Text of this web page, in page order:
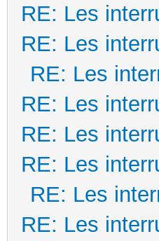
RE: Les
RE: Les
RE: Les
RE: Les
RE: Les
RE: Les
RE: Les
RE: Les